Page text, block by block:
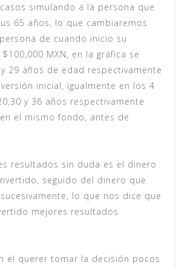
simulando a la persona que
65 años, lo que cambiaremos
de cuando inicio su
MXN, en la gráfica se
29 años de edad respectivamente
inicial, igualmente en los 4
y 36 años respectivamente
el mismo fondo, antes de
resultados sin duda es el dinero
seguido del dinero que
lo que nos dice que
mejores resultados
el querer tomar la decisión pocos